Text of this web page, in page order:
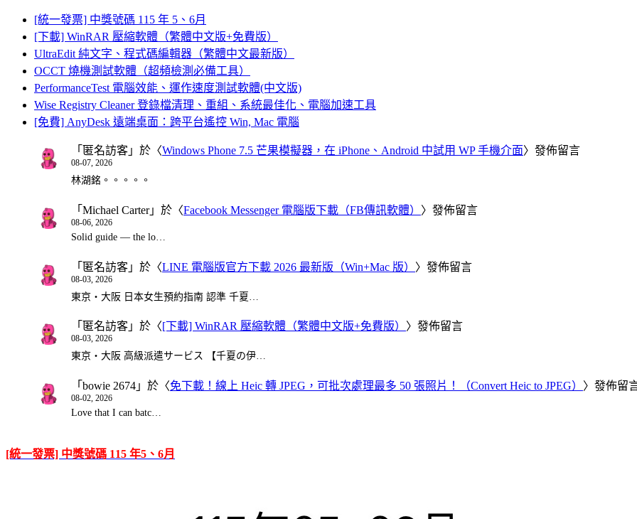
[統一發票] 中獎號碼 115 年 5、6月
[下載] WinRAR 壓縮軟體（繁體中文版+免費版）
UltraEdit 純文字、程式碼編輯器（繁體中文最新版）
OCCT 燒機測試軟體（超頻檢測必備工具）
PerformanceTest 電腦效能、運作速度測試軟體(中文版)
Wise Registry Cleaner 登錄檔清理、重組、系統最佳化、電腦加速工具
[免費] AnyDesk 遠端桌面：跨平台遙控 Win, Mac 電腦
「 匿名訪客 」於〈Windows Phone 7.5 芒果模擬器，在 iPhone、Android 中試用 WP 手機介面〉發佈留言
08-07, 2026
林湖銘。。。。。
「 Michael Carter」於〈Facebook Messenger 電腦版下載（FB傳訊軟體） 〉發佈留言
08-06, 2026
Solid guide — the lo…
「 匿名訪客 」於〈LINE 電腦版官方下載 2026 最新版（Win+Mac 版） 〉發佈留言
08-03, 2026
東京・大阪 日本女生預約指南 認準 千夏…
「 匿名訪客 」於〈[下載] WinRAR 壓縮軟體（繁體中文版+免費版） 〉發佈留言
08-03, 2026
東京・大阪 高級派遣サービス 【千夏の伊…
「 bowie 2674 」於〈免下載！線上 Heic 轉 JPEG，可批次處理最多 50 張照片！（Convert Heic to JPEG） 〉發佈留
08-02, 2026
Love that I can batc…
[統一發票] 中獎號碼 115 年5、6月